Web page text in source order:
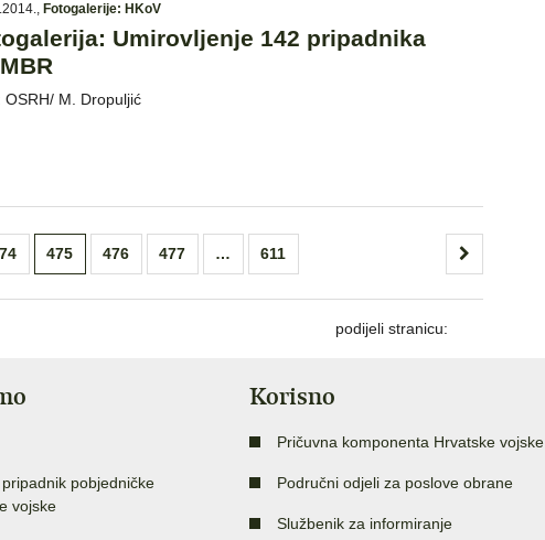
, Fotogalerije: HKoV
Umirovljenje 142 pripadnika
OSRH/ M. Dropuljić
475 476 477 … 611
podijeli stranicu:
pobjedničke
vojske
Korisno
Pričuvna komponenta Hrvatske vojske
Područni odjeli za poslove obrane
Službenik za informiranje